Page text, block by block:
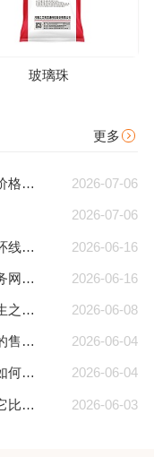
玻璃珠
更多
2026-07-06
别再被坑了！选标线涂料，这几点比价格更重要
2026-07-06
2026-06-16
三艾斯双组份标线涂料助力郑州市四环线，夜间反光效果获好评
2026-06-16
从河南到全国：三艾斯生产基地和服务网点布局全解析
2026-06-08
高考加油！三艾斯祝每一位学子：人生之路，标线清晰，一往无前
2026-06-04
一个电话，工程师就到现场？三艾斯的售后有多“狠”
2026-06-04
许信高速项目复盘：三艾斯的标线是如何零差评的？
2026-06-03
为什么高速公路都在用双组份标线？它比热熔强在哪？